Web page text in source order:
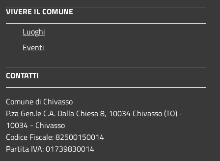
VIVERE IL COMUNE
Luoghi
Eventi
CONTATTI
Comune di Chivasso
P.za Gen.le C.A. Dalla Chiesa 8, 10034 Chivasso (TO) -
10034 - Chivasso
Codice Fiscale: 82500150014
Partita IVA: 01739830014